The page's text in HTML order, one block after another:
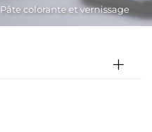
Pâte colorante et vernissage